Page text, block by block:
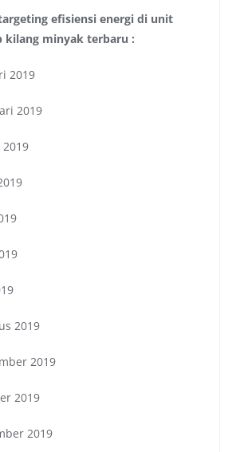
efisiensi energi di unit
kilang minyak terbaru :
2019
2019
2019
2019
2019
2019